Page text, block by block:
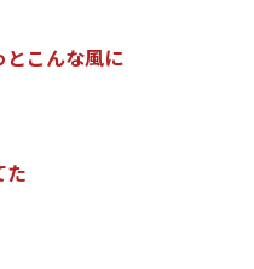
とこんな風に
た